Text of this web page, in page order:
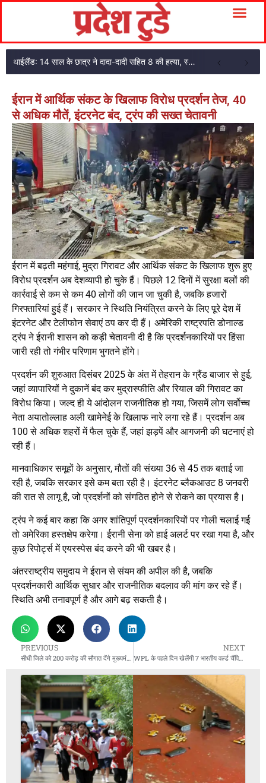
थाईलैंड: 14 साल के छात्र ने दादा-दादी सहित 8 की हत्या, स्कूल में फायरिंग के बाद खुद को मारा
ईरान में आर्थिक संकट के खिलाफ विरोध प्रदर्शन तेज, 40
से अधिक मौतें, इंटरनेट बंद, ट्रंप की सख्त चेतावनी
ईरान में बढ़ती महंगाई, मुद्रा गिरावट और आर्थिक संकट के खिलाफ शुरू हुए
विरोध प्रदर्शन अब देशव्यापी हो चुके हैं। पिछले 12 दिनों में सुरक्षा बलों की
कार्रवाई से कम से कम 40 लोगों की जान जा चुकी है, जबकि हजारों
गिरफ्तारियां हुई हैं। सरकार ने स्थिति नियंत्रित करने के लिए पूरे देश में
इंटरनेट और टेलीफोन सेवाएं ठप कर दी हैं। अमेरिकी राष्ट्रपति डोनाल्ड
ट्रंप ने ईरानी शासन को कड़ी चेतावनी दी है कि प्रदर्शनकारियों पर हिंसा
जारी रही तो गंभीर परिणाम भुगतने होंगे।
प्रदर्शन की शुरुआत दिसंबर 2025 के अंत में तेहरान के ग्रैंड बाजार से हुई,
जहां व्यापारियों ने दुकानें बंद कर मुद्रास्फीति और रियाल की गिरावट का
विरोध किया। जल्द ही ये आंदोलन राजनीतिक हो गया, जिसमें लोग सर्वोच्च
नेता अयातोल्लाह अली खामेनेई के खिलाफ नारे लगा रहे हैं। प्रदर्शन अब
100 से अधिक शहरों में फैल चुके हैं, जहां झड़पें और आगजनी की घटनाएं हो
रही हैं।
मानवाधिकार समूहों के अनुसार, मौतों की संख्या 36 से 45 तक बताई जा
रही है, जबकि सरकार इसे कम बता रही है। इंटरनेट ब्लैकआउट 8 जनवरी
की रात से लागू है, जो प्रदर्शनों को संगठित होने से रोकने का प्रयास है।
ट्रंप ने कई बार कहा कि अगर शांतिपूर्ण प्रदर्शनकारियों पर गोली चलाई गई
तो अमेरिका हस्तक्षेप करेगा। ईरानी सेना को हाई अलर्ट पर रखा गया है, और
कुछ रिपोर्ट्स में एयरस्पेस बंद करने की भी खबर है।
अंतरराष्ट्रीय समुदाय ने ईरान से संयम की अपील की है, जबकि
प्रदर्शनकारी आर्थिक सुधार और राजनीतिक बदलाव की मांग कर रहे हैं।
स्थिति अभी तनावपूर्ण है और आगे बढ़ सकती है।
PREVIOUS
सीधी जिले को 200 करोड़ की सौगात देंगे मुख्यमंत्री
NEXT
WPL के पहले दिन खेलेंगी 7 भारतीय वर्ल्ड चैंपियन, MI-RCB का मुकाबला आज